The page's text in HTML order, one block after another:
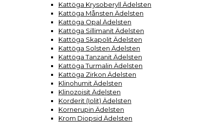
Kattöga Krysoberyll Ädelsten
Kattöga Månsten Ädelsten
Kattöga Opal Ädelsten
Kattöga Sillimanit Ädelsten
Kattöga Skapolit Ädelsten
Kattöga Solsten Ädelsten
Kattöga Tanzanit Ädelsten
Kattöga Turmalin Ädelsten
Kattöga Zirkon Ädelsten
Klinohumit Ädelsten
Klinozoisit Ädelsten
Korderit (Iolit) Ädelsten
Kornerupin Ädelsten
Krom Diopsid Ädelsten